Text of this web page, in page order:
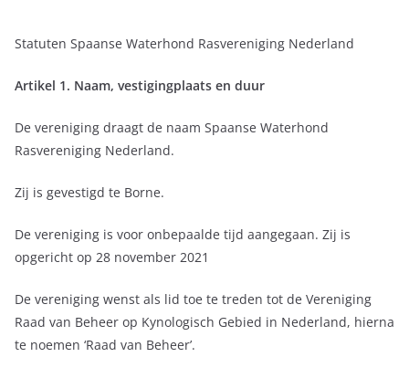
Statuten Spaanse Waterhond Rasvereniging Nederland
Artikel 1. Naam, vestigingplaats en duur
De vereniging draagt de naam Spaanse Waterhond
Rasvereniging Nederland.
Zij is gevestigd te Borne.
De vereniging is voor onbepaalde tijd aangegaan. Zij is
opgericht op 28 november 2021
De vereniging wenst als lid toe te treden tot de Vereniging
Raad van Beheer op Kynologisch Gebied in Nederland, hierna
te noemen ‘Raad van Beheer’.